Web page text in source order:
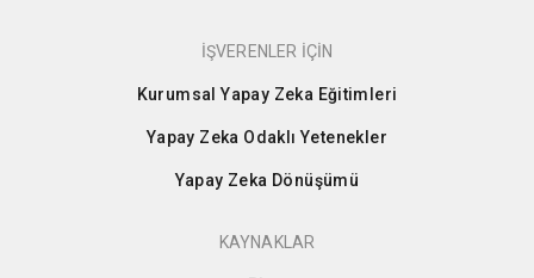
İŞVERENLER İÇİN
Kurumsal Yapay Zeka Eğitimleri
Yapay Zeka Odaklı Yetenekler
Yapay Zeka Dönüşümü
KAYNAKLAR